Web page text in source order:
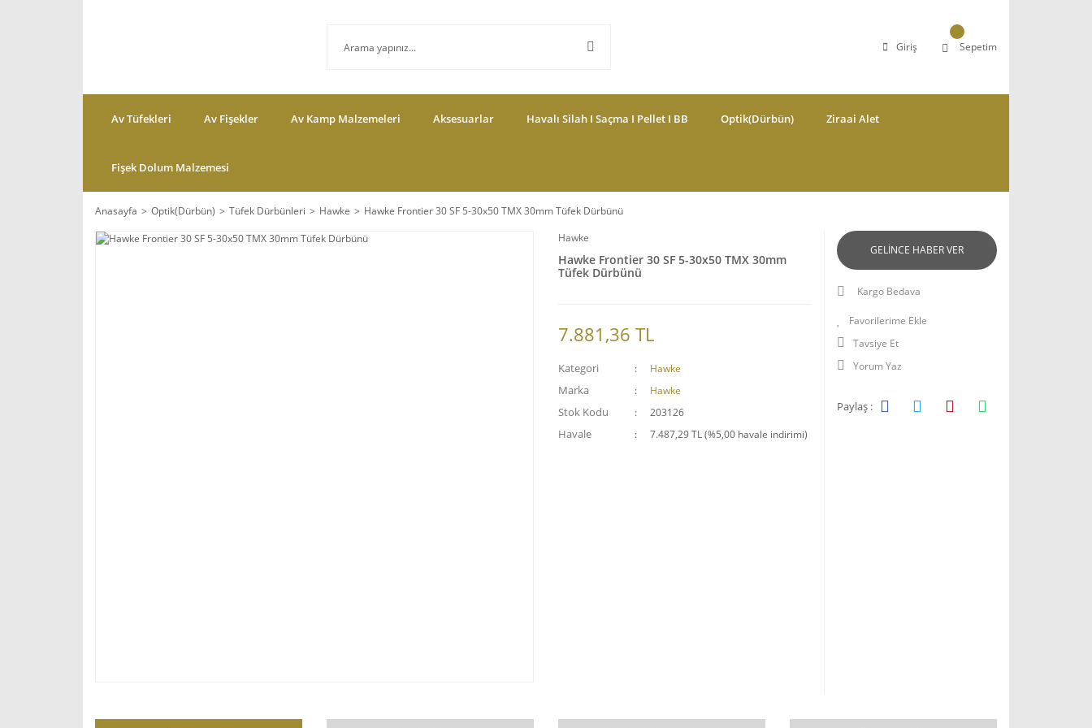
Giriş Sepetim
Av Tüfekleri Av Fişekler Av Kamp Malzemeleri Aksesuarlar Havalı Silah I Saçma I Pellet I BB Optik(Dürbün) Ziraai Alet
Fişek Dolum Malzemesi
Anasayfa Optik(Dürbün) Tüfek Dürbünleri Hawke
Hawke Frontier 30 SF 5-30x50 TMX 30mm Tüfek Dürbünü
Hawke
Hawke Frontier 30 SF 5-30x50 TMX 30mm
Tüfek Dürbünü
7.881,36 TL
Kategori Hawke
Marka Hawke
Stok Kodu 203126
Havale 7.487,29 TL (%5,00 havale indirimi)
GELİNCE HABER VER
Kargo Bedava
Tavsiye Et
Yorum Yaz
Paylaş :